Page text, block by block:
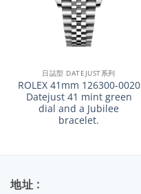
日誌型 DATEJUST系列
ROLEX 41mm 126300-0020
Datejust 41 mint green
dial and a Jubilee
bracelet.
地址 :